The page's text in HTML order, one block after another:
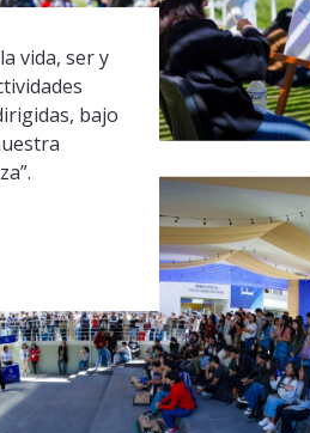
vida, ser y
bajo